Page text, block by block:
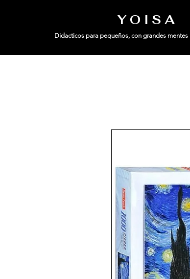
Y O I S A
Didacticos para pequeños, con grandes mentes